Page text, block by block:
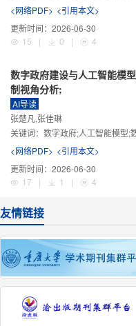
<网络PDF> <引用本文>
更新时间： 2026-06-30
15
| 0 | 4
数字政府建设与人工智能模
制视角分析;
AI导读
张楚凡,张佳琳
关键词： 数字政府;人工智能模型;
<网络PDF> <引用本文>
更新时间： 2026-06-30
17
| 1 | 4
友情链接